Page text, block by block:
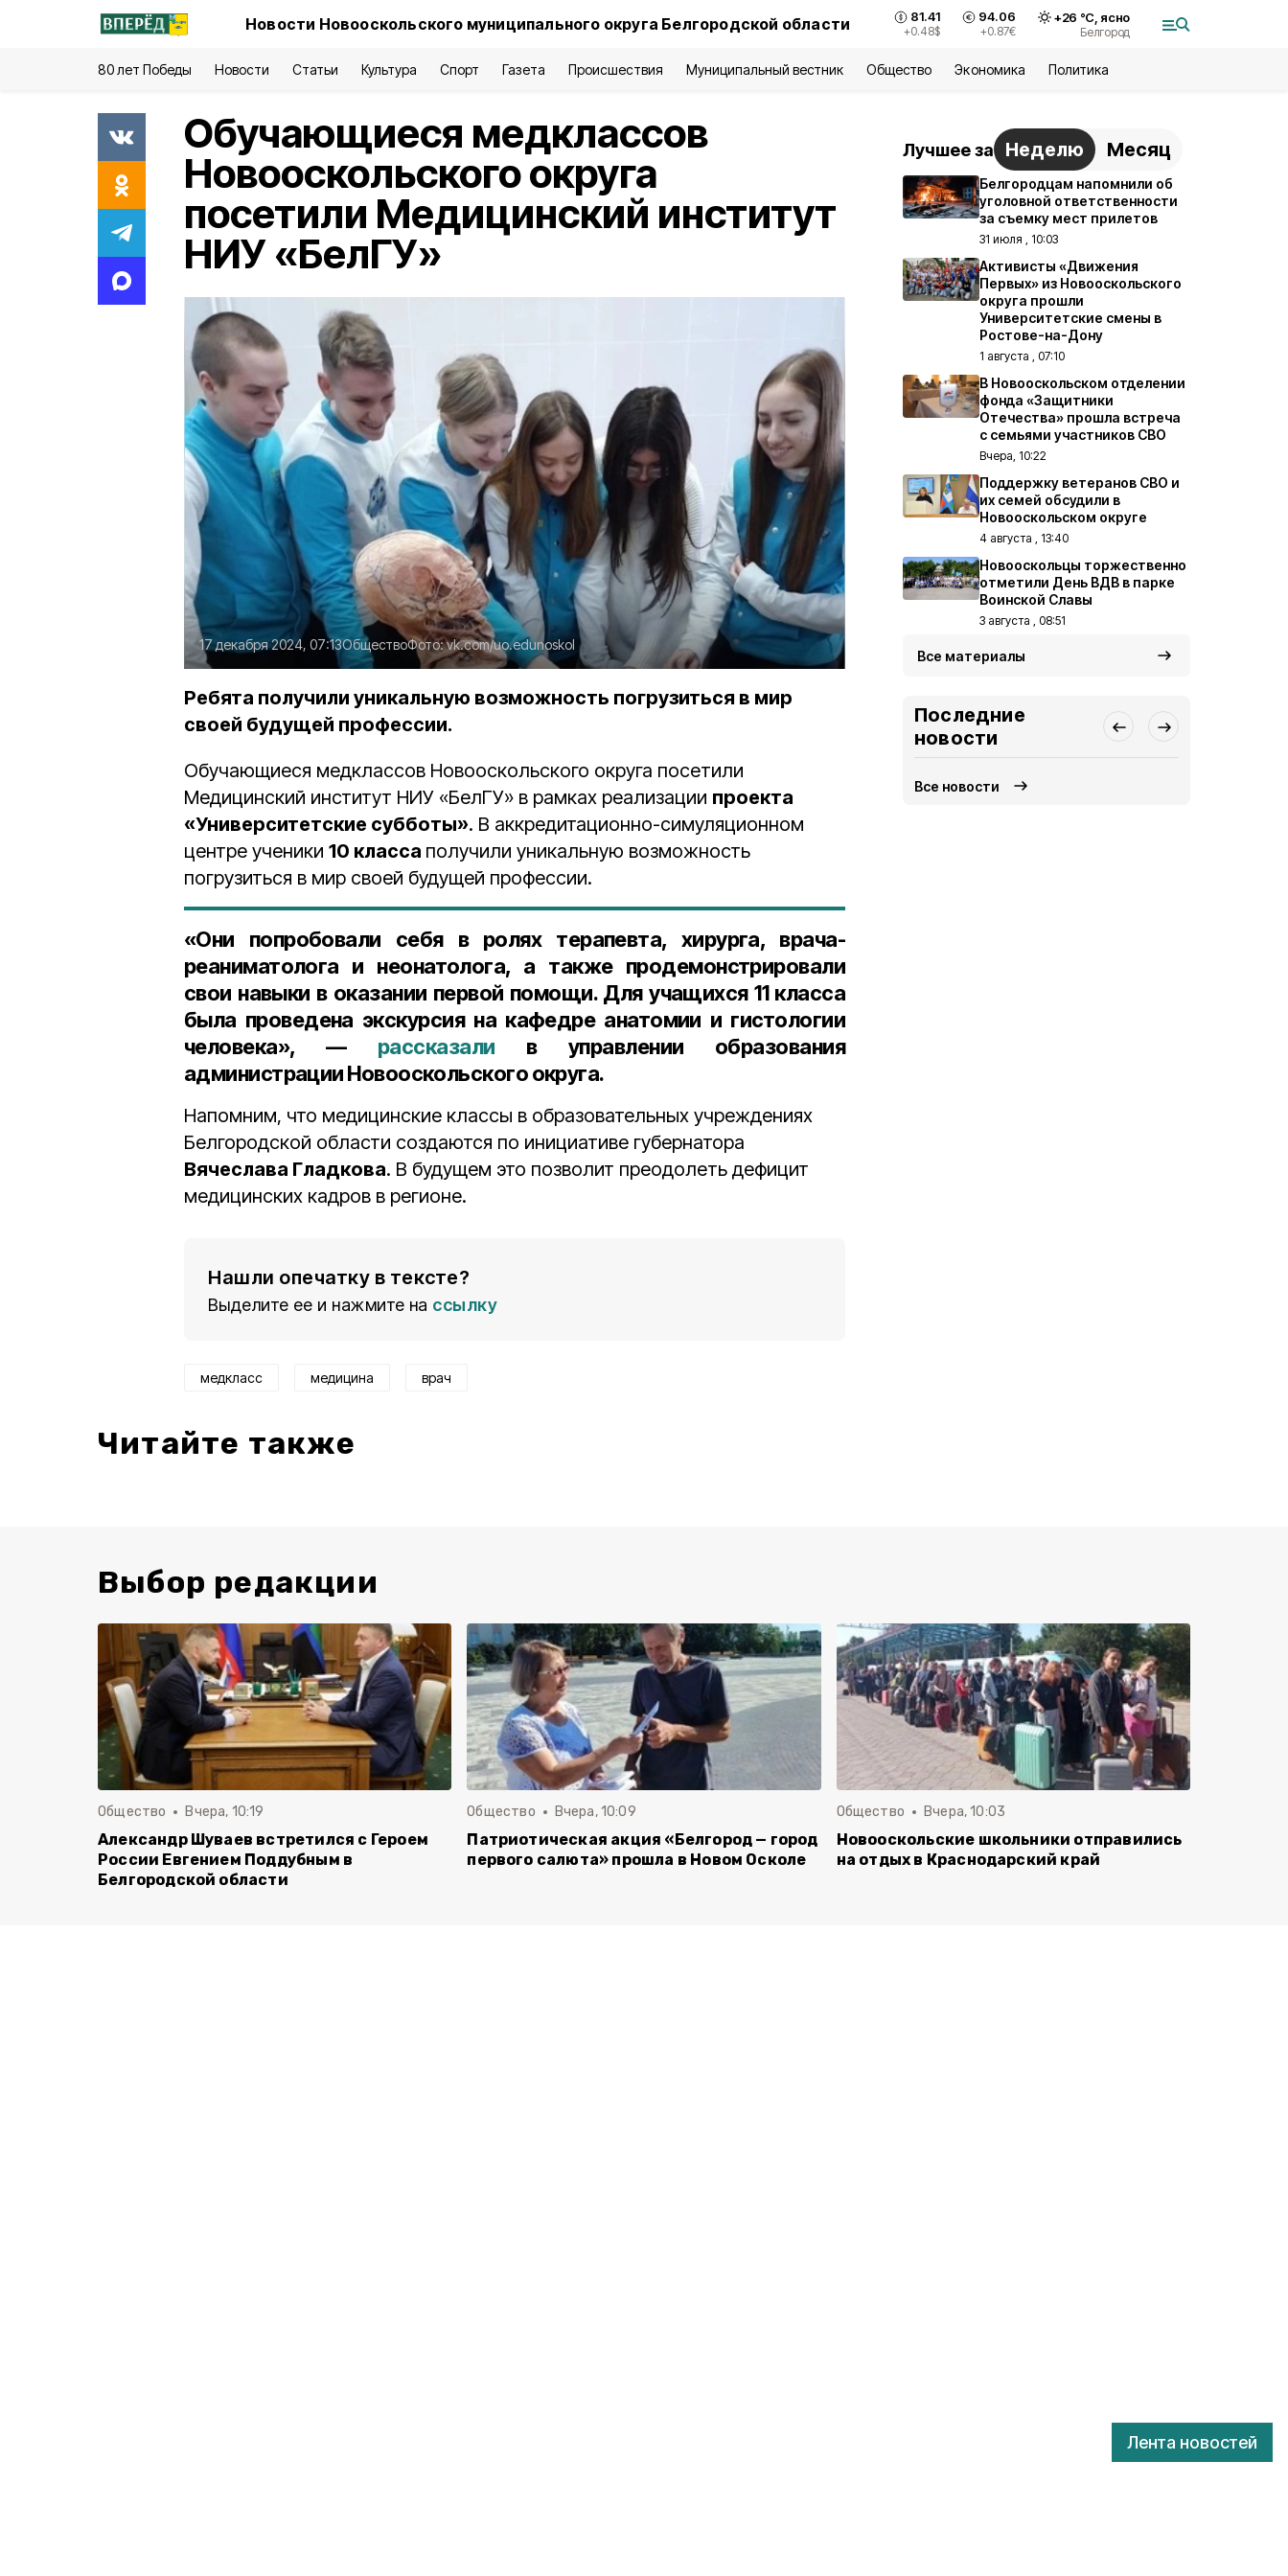
Новости Новооскольского муниципального округа Белгородской области 81.41
+0.48$
94.06
+0.87€
+26 °С, ясно
Белгород
80 лет Победы Новости Статьи Культура Спорт Газета Происшествия Муниципальный вестник Общество Экономика Политика
Лента новостей
Обучающиеся медклассов
Новооскольского округа
посетили Медицинский институт
НИУ «БелГУ»
17 декабря 2024, 07:13ОбществоФото:vk.com/uo.edunoskol
Ребята получили уникальную возможность погрузиться в мир
своей будущей профессии.
Обучающиеся медклассов Новооскольского округа посетили
Медицинский институт НИУ «БелГУ» в рамках реализации проекта
«Университетские субботы». В аккредитационно-симуляционном
центре ученики 10 класса получили уникальную возможность
погрузиться в мир своей будущей профессии.
«Они попробовали себя в ролях терапевта, хирурга, врача-
реаниматолога и неонатолога, а также продемонстрировали
свои навыки в оказании первой помощи. Для учащихся 11 класса
была проведена экскурсия на кафедре анатомии и гистологии
человека», — рассказали в управлении образования
администрации Новооскольского округа.
Напомним, что медицинские классы в образовательных учреждениях
Белгородской области создаются по инициативе губернатора
Вячеслава Гладкова. В будущем это позволит преодолеть дефицит
медицинских кадров в регионе.
Нашли опечатку в тексте?
Выделите ее и нажмите на ссылку
медкласс медицина врач
Читайте также
Лучшее за Неделю Месяц
Белгородцам напомнили об
уголовной ответственности
за съемку мест прилетов
31 июля , 10:03
Активисты «Движения
Первых» из Новооскольского
округа прошли
Университетские смены в
Ростове-на-Дону
1 августа , 07:10
В Новооскольском отделении
фонда «Защитники
Отечества» прошла встреча
с семьями участников СВО
Вчера, 10:22
Поддержку ветеранов СВО и
их семей обсудили в
Новооскольском округе
4 августа , 13:40
Новооскольцы торжественно
отметили День ВДВ в парке
Воинской Славы
3 августа , 08:51
Все материалы
Последние
новости
Все новости
Выбор редакции
Общество Вчера, 10:19
Александр Шуваев встретился с Героем
России Евгением Поддубным в
Белгородской области
Общество Вчера, 10:09
Патриотическая акция «Белгород — город
первого салюта» прошла в Новом Осколе
Общество Вчера, 10:03
Новооскольские школьники отправились
на отдых в Краснодарский край